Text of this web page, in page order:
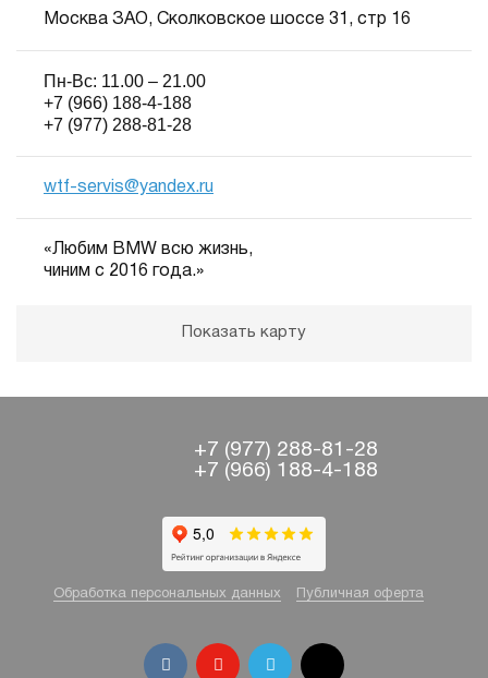
Москва ЗАО, Сколковское шоссе 31, стр 16
Пн-Вс: 11.00 – 21.00
+7 (966) 188-4-188
+7 (977) 288-81-28
wtf-servis@yandex.ru
«Любим BMW всю жизнь,
чиним с 2016 года.»
Показать карту
+7 (977) 288-81-28
+7 (966) 188-4-188
Обработка персональных данных Публичная оферта